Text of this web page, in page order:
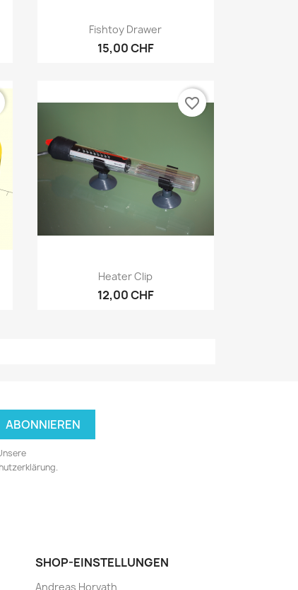
Vorschau
Fishtoy Drawer
15,00 CHF
Vorschau
Heater Clip
12,00 CHF
favorite_border
SHOP-EINSTELLUNGEN
Andreas Horvath